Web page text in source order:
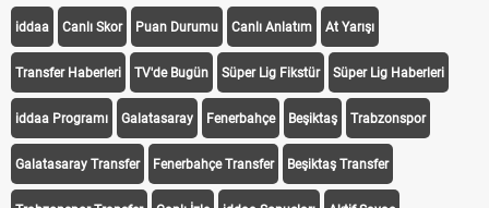
iddaa Canlı Skor Puan Durumu Canlı Anlatım At Yarışı
Transfer Haberleri TV'de Bugün Süper Lig Fikstür Süper Lig Haberleri
iddaa Programı Galatasaray Fenerbahçe Beşiktaş Trabzonspor
Galatasaray Transfer Fenerbahçe Transfer Beşiktaş Transfer